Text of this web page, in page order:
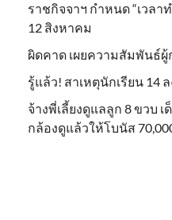
ราชกิจจาฯ กำหนด “เวล
12 สิงหาคม
ผิดคาด เผยความสัมพันธ์ผู้
รู้แล้ว! สาเหตุนักเรียน
จ้างพี่เลี้ยงดูแลลูก 8 ขวบ
กล้องดูแล้วให้โบนัส